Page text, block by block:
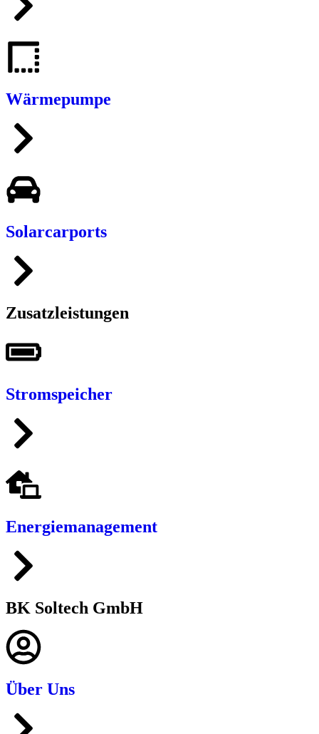
Wärmepumpe
Solarcarports
Zusatzleistungen
Stromspeicher
Energiemanagement
BK Soltech GmbH
Über Uns